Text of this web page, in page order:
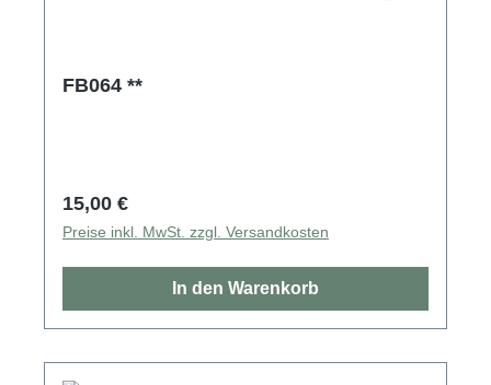
FB064 **
Regulärer Preis:
15,00 €
Preise inkl. MwSt. zzgl. Versandkosten
In den Warenkorb